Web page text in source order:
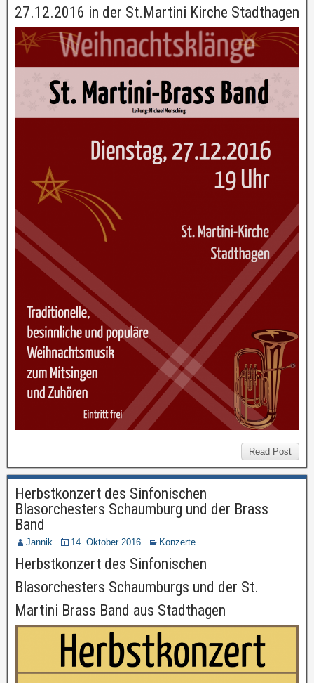
27.12.2016 in der St.Martini Kirche Stadthagen
Read Post
Herbstkonzert des Sinfonischen
Blasorchesters Schaumburg und der Brass
Band
Jannik 14. Oktober 2016 Konzerte
Herbstkonzert des Sinfonischen
Blasorchesters Schaumburgs und der St.
Martini Brass Band aus Stadthagen